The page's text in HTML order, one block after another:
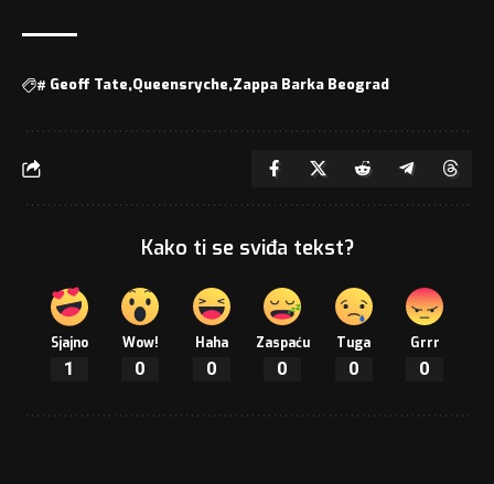
# Geoff Tate Queensryche Zappa Barka Beograd
Kako ti se sviđa tekst?
Sjajno
1
Wow!
0
Haha
0
Zaspaću
0
Tuga
0
Grrr
0